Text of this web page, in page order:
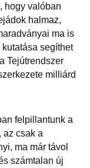
hogy valóban
halmaz,
ma is
segíthet
Tejútrendszer
milliárd
felpillantunk a
az csak a
ma már távol
számtalan új